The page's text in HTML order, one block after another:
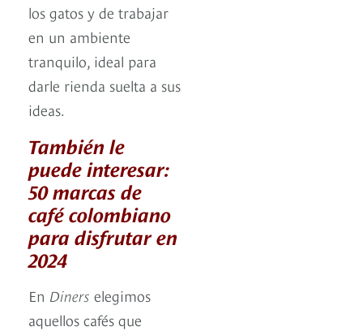
los gatos y de trabajar
en un ambiente
tranquilo, ideal para
darle rienda suelta a sus
ideas.
También le
puede interesar:
50 marcas de
café colombiano
para disfrutar en
2024
En Diners elegimos
aquellos cafés que